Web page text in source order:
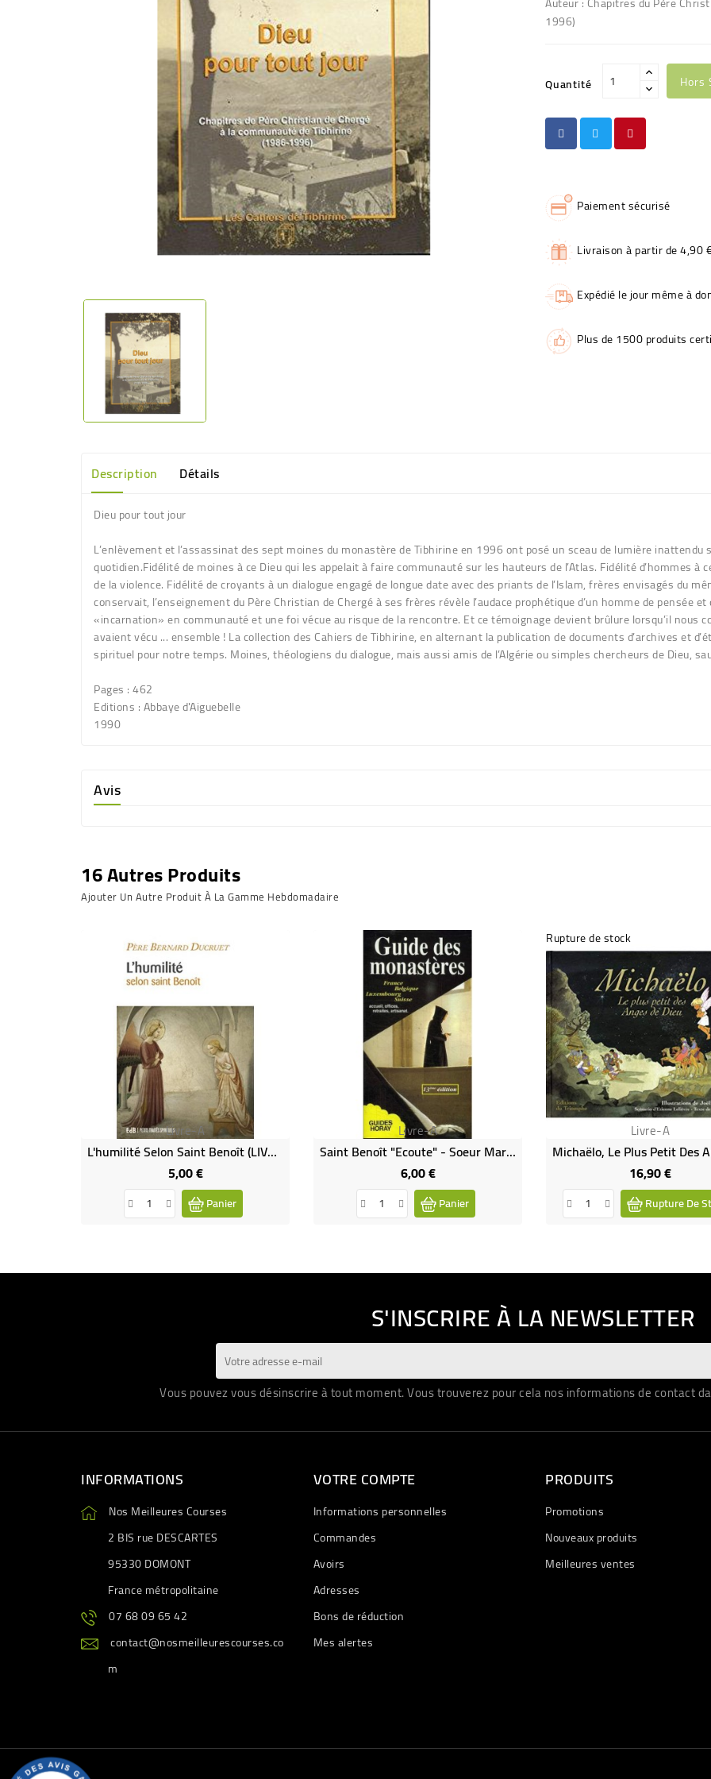
1996)
Quantité Hors
Paiement sécurisé
Livraison à partir de 4,90
Expédié le jour même à
Plus de 1500 produits
Description Détails
Dieu pour tout jour
L’enlèvement et l’assassinat des sept moines du monastère de Tibhirine en 1996 ont posé un sceau de lumière inattendu
quotidien.Fidélité de moines à ce Dieu qui les appelait à faire communauté sur les hauteurs de l’Atlas. Fidélité d’hommes
de la violence. Fidélité de croyants à un dialogue engagé de longue date avec des priants de l’Islam, frères envisagés du
conservait, l’enseignement du Père Christian de Chergé à ses frères révèle l’audace prophétique d’un homme de pensée
«incarnation» en communauté et une foi vécue au risque de la rencontre. Et ce témoignage devient brûlure lorsqu’il nous
avaient vécu ... ensemble ! La collection des Cahiers de Tibhirine, en alternant la publication de documents d’archives et
spirituel pour notre temps. Moines, théologiens du dialogue, mais aussi amis de l’Algérie ou simples chercheurs de Dieu,
Pages : 462
Editions : Abbaye d'Aiguebelle
1990
Avis
16 Autres Produits
Ajouter Un Autre Produit À La Gamme Hebdomadaire
Livre-A
L'humilité Selon Saint Benoît (LIVRE)
5,00 €Prix
Panier
Livre-A
Saint Benoît "Ecoute" - Soeur Marie Bénédicte
6,00 €Prix
Panier
Rupture de stock
Livre-A
16,90 €Prix
Rupture De
S'INSCRIRE À LA NEWSLETTER
Vous pouvez vous désinscrire à tout moment. Vous trouverez pour cela nos informations de contact
INFORMATIONS
Nos Meilleures Courses
2 BIS rue DESCARTES
95330 DOMONT
France métropolitaine
07 68 09 65 42
contact@nosmeilleurescourses.co
m
VOTRE COMPTE
Informations personnelles
Commandes
Avoirs
Adresses
Bons de réduction
Mes alertes
PRODUITS
Promotions
Nouveaux produits
Meilleures ventes